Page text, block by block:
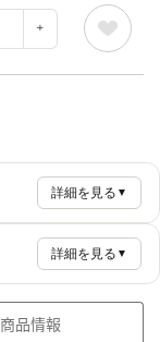
詳細を見る ▼
詳細を見る ▼
商品情報